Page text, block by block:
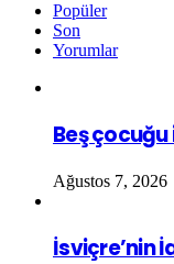
Popüler
Son
Yorumlar
Beş çocuğu
Ağustos 7, 2026
İsviçre’nin